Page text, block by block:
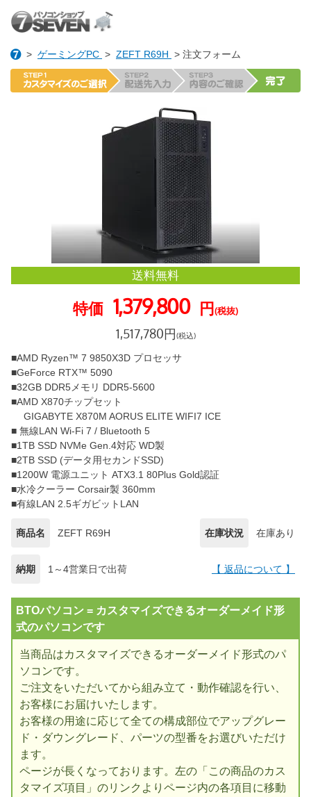
> ゲーミングPC > ZEFT R69H > 注文フォーム
送料無料
特価 1,379,800 円(税抜)
1,517,780円(税込)
■AMD Ryzen™ 7 9850X3D プロセッサ
■GeForce RTX™ 5090
■32GB DDR5メモリ DDR5-5600
■AMD X870チップセット
GIGABYTE X870M AORUS ELITE WIFI7 ICE
■ 無線LAN Wi-Fi 7 / Bluetooth 5
■1TB SSD NVMe Gen.4対応 WD製
■2TB SSD (データ用セカンドSSD)
■1200W 電源ユニット ATX3.1 80Plus Gold認証
■水冷クーラー Corsair製 360mm
■有線LAN 2.5ギガビットLAN
商品名 ZEFT R69H 在庫状況 在庫あり
納期 1～4営業日で出荷 【 返品について 】
BTOパソコン = カスタマイズできるオーダーメイド形
式のパソコンです
当商品はカスタマイズできるオーダーメイド形式のパ
ソコンです。
ご注文をいただいてから組み立て・動作確認を行い、
お客様にお届けいたします。
お客様の用途に応じて全ての構成部位でアップグレー
ド・ダウングレード、パーツの型番をお選びいただけ
ます。
ページが長くなっております。左の「この商品のカス
タマイズ項目」のリンクよりページ内の各項目に移動